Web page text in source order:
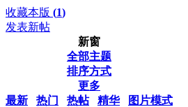
收藏本版 (1)
发表新帖
新窗
全部主题
排序方式
更多
最新
热门 热帖 精华 图片模式